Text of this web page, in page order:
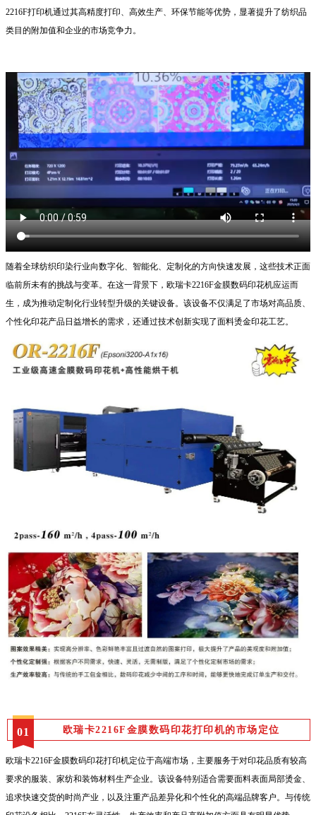
2216F打印机通过其高精度打印、高效生产、环保节能等优势，显著提升了纺织品
类目的附加值和企业的市场竞争力。
随着全球纺织印染行业向数字化、智能化、定制化的方向快速发展，这些技术正面
临前所未有的挑战与变革。在这一背景下，欧瑞卡2216F金膜数码印花机应运而
生，成为推动定制化行业转型升级的关键设备。该设备不仅满足了市场对高品质、
个性化印花产品日益增长的需求，还通过技术创新实现了面料烫金印花工艺。
01 欧瑞卡2216F金膜数码印花打印机的市场定位
欧瑞卡2216F金膜数码印花打印机定位于高端市场，主要服务于对印花品质有较高
要求的服装、家纺和装饰材料生产企业。该设备特别适合需要面料表面局部烫金、
追求快速交货的时尚产业，以及注重产品差异化和个性化的高端品牌客户。与传统